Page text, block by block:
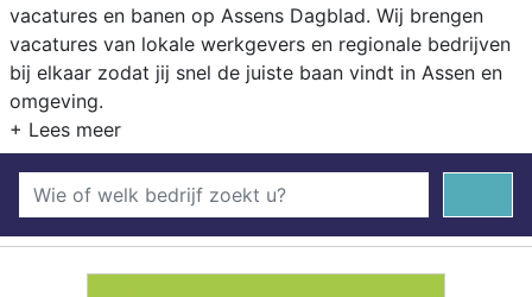
vacatures en banen op Assens Dagblad. Wij brengen
vacatures van lokale werkgevers en regionale bedrijven
bij elkaar zodat jij snel de juiste baan vindt in Assen en
omgeving.
WERKEN IN ASSEN
Assen en omgeving bieden volop werkgelegenheid.
Bekijk het actuele aanbod aan vacatures en vind jouw
nieuwe baan in de regio Drenthe.